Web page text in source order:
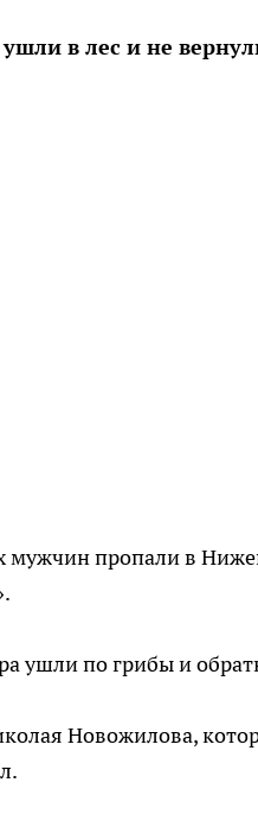
в лес и не
пропали в
ушли по грибы и
Новожилова,